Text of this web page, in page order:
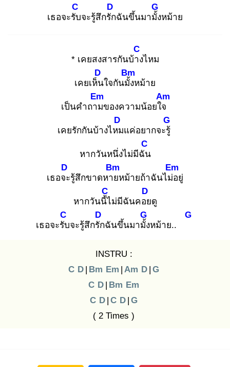
เธอจะรับ
C
จะรู้สึกรัก
D
ฉันขึ้นมามั้ง
G
หม้าย
* เคยสงสารกันบ้าง
C
ไหม
เคยเห็น
D
ใจกันมั้ง
Bm
หม้าย
เป็นคำถาม
Em
ของความน้อยใจ
Am
เคยรักกันบ้างไหม
D
แค่อยากจะรู้
G
หากวันหนึ่งไม่มีฉัน
C
เธอจะ
D
รู้สึกขาดหาย
Bm
หม้ายถ้าฉันไม่อ
Em
ยู่
หากวันนี้ไ
C
ม่มีฉันคอย
D
ดู
เธอจะรับ
C
จะรู้สึกรัก
D
ฉันขึ้นมามั้ง
G
หม้าย..
G
INSTRU :
C D | Bm Em | Am D | G
C D | Bm Em
C D | C D | G
( 2 Times )